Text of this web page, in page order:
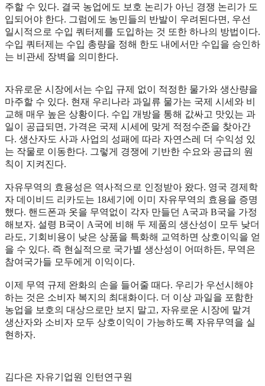
주할 수 있다. 결국 농업에도 보호 논리가 아닌 경쟁 논리가 도
입되어야 한다. 그럼에도 농민들의 반발이 우려된다면, 우선
일시적으로 수입 쿼터제를 도입하는 것 또한 하나의 방법이다.
수입 쿼터제는 수입 총량을 정해 한도 내에서만 수입을 승인하
는 비관세 장벽을 의미한다.
자유로운 시장에서는 수입 규제 없이 적정한 물가와 생산량을
마주할 수 있다. 현재 우리나라 과일류 물가는 국제 시세와 비
교해 매우 높은 상황이다. 수입 개방을 통해 값싸고 맛있는 과
일이 공급되면, 가격은 국제 시세에 맞게 적정수준을 찾아간
다. 생산자도 사과 사업의 성패에 따라 자연스레 더 수익성 있
는 작물로 이동한다. 그렇게 경쟁에 기반한 수요와 공급의 원
칙이 지켜진다.
자유무역의 효용성은 역사적으로 인정받아 왔다. 영국 경제학
자 데이비드 리카도는 18세기에 이미 자유무역의 효용을 증명
했다. 핸드폰과 옷을 무역없이 각자 만들던 A국과 B국을 가정
해보자. 설령 B국이 A국에 비해 두 제품의 생산성이 모두 낮더
라도, 기회비용이 낮은 상품을 특화해 교역하면 상호이익을 얻
을 수 있다. 즉 현실적으로 국가별 생산성이 어떠하든, 무역은
참여국가들 모두에게 이익이다.
이제 무역 규제 완화의 손을 들어줄 때다. 우리가 우선시해야
하는 것은 소비자 복지의 최대화이다. 더 이상 과일을 포함한
농업을 보호의 대상으로만 보지 말고, 자유로운 시장에 맡겨
생산자와 소비자 모두 상호이익이 가능하도록 자유무역을 실
현하자.
김다은 자유기업원 인턴연구원